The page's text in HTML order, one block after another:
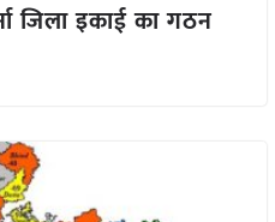
जिला इकाई का गठन